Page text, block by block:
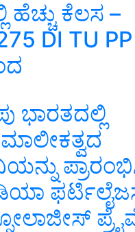
ಕೆಲಸ –
DI TU PP
ಭಾರತದಲ್ಲಿ